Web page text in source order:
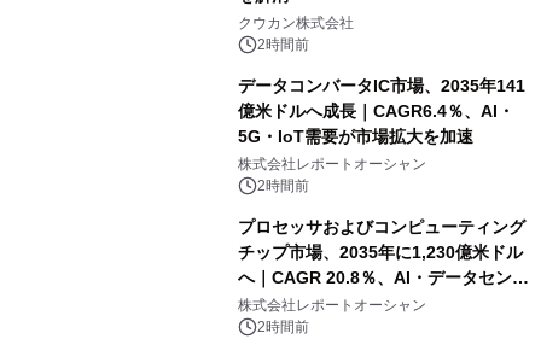
クウカン株式会社
2時間前
データコンバータIC市場、2035年141
億米ドルへ成長｜CAGR6.4％、AI・
5G・IoT需要が市場拡大を加速
株式会社レポートオーシャン
2時間前
プロセッサおよびコンピューティング
チップ市場、2035年に1,230億米ドル
へ｜CAGR 20.8％、AI・データセンタ
ー需要が成長を牽引
株式会社レポートオーシャン
2時間前